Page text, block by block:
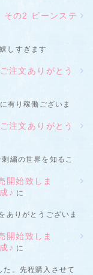
の2 ビーンステ
しすぎます
注文ありがとう
有り稼働ございま
注文ありがとう
繍の世界を知るこ
始致しま
♪ に
ありがとうございま
始致しま
♪ に
。先程購入させて